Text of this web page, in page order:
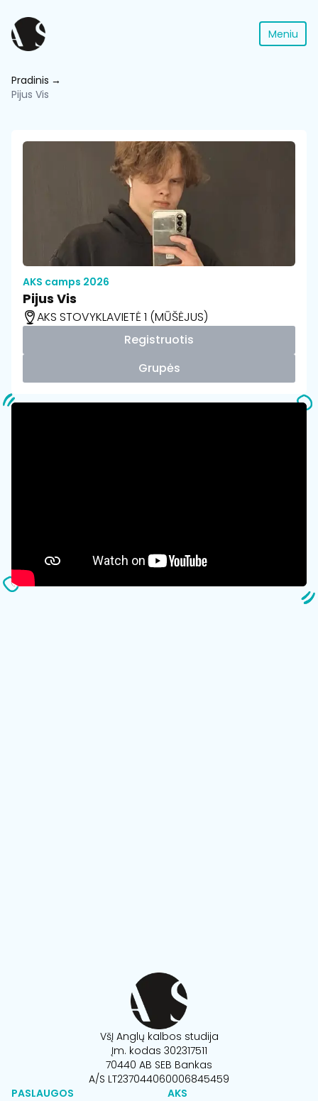
Meniu
Pradinis
Pijus Vis
AKS camps 2026
Pijus Vis
AKS STOVYKLAVIETĖ 1 (MŪŠĖJUS)
Registruotis
Grupės
VšĮ Anglų kalbos studija
Įm. kodas 302317511
70440 AB SEB Bankas
A/S LT237044060006845459
PASLAUGOS
AKS